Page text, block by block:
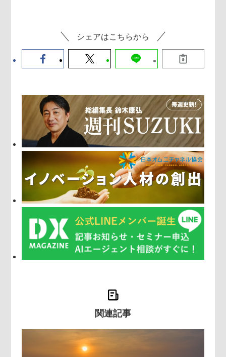
シェアはこちらから
関連記事